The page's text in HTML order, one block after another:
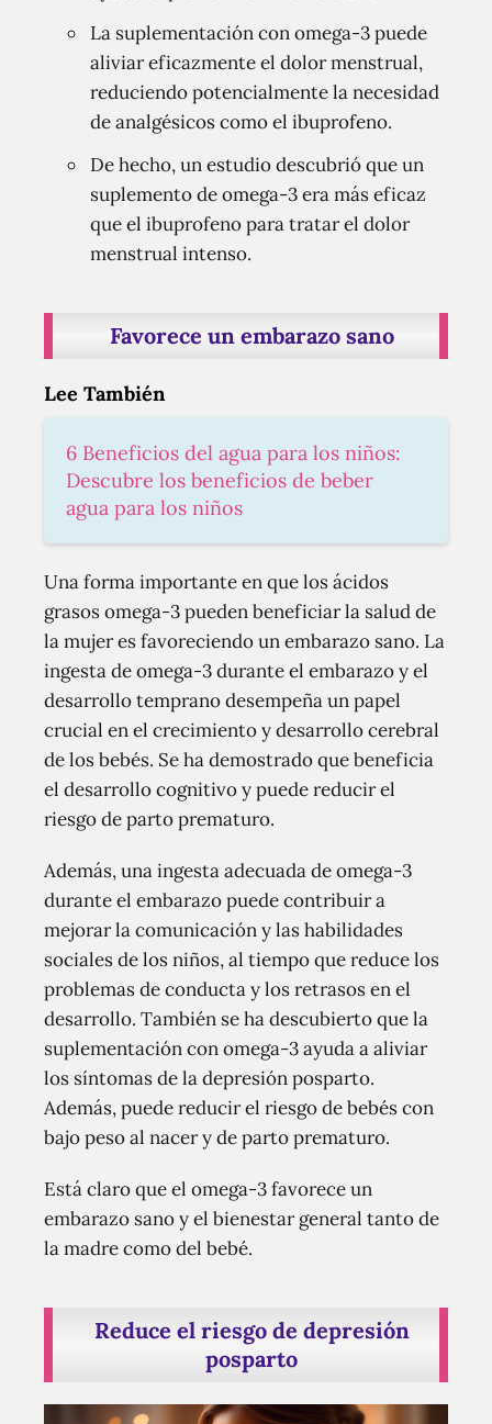
La suplementación con omega-3 puede
aliviar eficazmente el dolor menstrual,
reduciendo potencialmente la necesidad
de analgésicos como el ibuprofeno.
De hecho, un estudio descubrió que un
suplemento de omega-3 era más eficaz
que el ibuprofeno para tratar el dolor
menstrual intenso.
Favorece un embarazo sano
Lee También
6 Beneficios del agua para los niños:
Descubre los beneficios de beber
agua para los niños
Una forma importante en que los ácidos
grasos omega-3 pueden beneficiar la salud de
la mujer es favoreciendo un embarazo sano. La
ingesta de omega-3 durante el embarazo y el
desarrollo temprano desempeña un papel
crucial en el crecimiento y desarrollo cerebral
de los bebés. Se ha demostrado que beneficia
el desarrollo cognitivo y puede reducir el
riesgo de parto prematuro.
Además, una ingesta adecuada de omega-3
durante el embarazo puede contribuir a
mejorar la comunicación y las habilidades
sociales de los niños, al tiempo que reduce los
problemas de conducta y los retrasos en el
desarrollo. También se ha descubierto que la
suplementación con omega-3 ayuda a aliviar
los síntomas de la depresión posparto.
Además, puede reducir el riesgo de bebés con
bajo peso al nacer y de parto prematuro.
Está claro que el omega-3 favorece un
embarazo sano y el bienestar general tanto de
la madre como del bebé.
Reduce el riesgo de depresión
posparto